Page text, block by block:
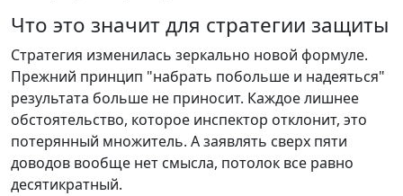
Что это значит для стратегии защиты
Стратегия изменилась зеркально новой формуле.
Прежний принцип "набрать побольше и надеяться"
результата больше не приносит. Каждое лишнее
обстоятельство, которое инспектор отклонит, это
потерянный множитель. А заявлять сверх пяти
доводов вообще нет смысла, потолок все равно
десятикратный.